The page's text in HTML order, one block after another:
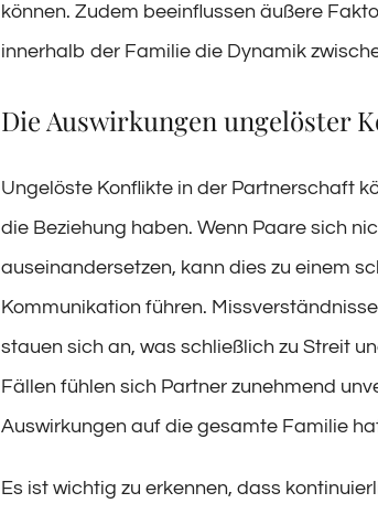
können. Zudem beeinflussen äußere
innerhalb der Familie die Dynamik
Die Auswirkungen ungelöster
Ungelöste Konflikte in der Partnerschaft
die Beziehung haben. Wenn Paare sich
auseinandersetzen, kann dies zu einem
Kommunikation führen.
stauen sich an, was schließlich zu Streit
Fällen fühlen sich Partner zunehmend
Auswirkungen auf die gesamte Familie
Es ist wichtig zu erkennen, dass